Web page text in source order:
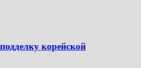
корейской